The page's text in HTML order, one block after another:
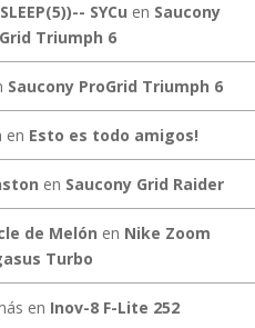
SYCu en Saucony
Triumph 6
Saucony ProGrid Triumph 6
en Esto es todo amigos!
en Saucony Grid Raider
de Melón en Nike Zoom
Turbo
en Inov-8 F-Lite 252